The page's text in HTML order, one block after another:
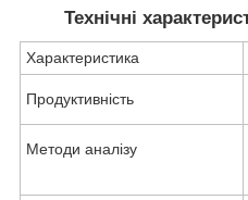
Технічні
Характеристика
Продуктивність
Методи аналізу